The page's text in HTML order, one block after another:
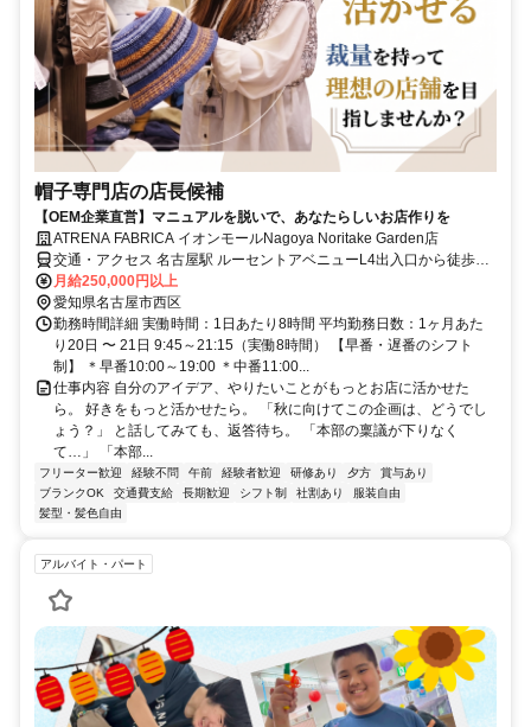
帽子専門店の店長候補
【OEM企業直営】マニュアルを脱いで、あなたらしいお店作りを
ATRENA FABRICA イオンモールNagoya Noritake Garden店
交通・アクセス 名古屋駅 ルーセントアベニューL4出入口から徒歩6
分
月給250,000円以上
愛知県名古屋市西区
勤務時間詳細 実働時間：1日あたり8時間 平均勤務日数：1ヶ月あた
り20日 〜 21日 9:45～21:15（実働8時間） 【早番・遅番のシフト
制】 ＊早番10:00～19:00 ＊中番11:00...
仕事内容 自分のアイデア、やりたいことがもっとお店に活かせた
ら。 好きをもっと活かせたら。 「秋に向けてこの企画は、どうでし
ょう？」 と話してみても、返答待ち。 「本部の稟議が下りなく
て…」 「本部...
フリーター歓迎 経験不問 午前 経験者歓迎 研修あり 夕方
賞与あり
ブランクOK
交通費支給 長期歓迎 シフト制 社割あり
服装自由
髪型・髪色自由
アルバイト・パート